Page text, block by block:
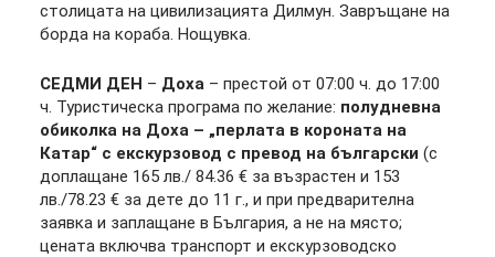
столицата на цивилизацията Дилмун. Завръщане на
борда на кораба. Нощувка.
СЕДМИ ДЕН – Доха – престой от 07:00 ч. до 17:00
ч. Туристическа програма по желание: полудневна
обиколка на Доха – „перлата в короната на
Катар“ с екскурзовод с превод на български (с
доплащане 165 лв./ 84.36 € за възрастен и 153
лв./78.23 € за дете до 11 г., и при предварителна
заявка и заплащане в България, а не на място;
цената включва транспорт и екскурзоводско